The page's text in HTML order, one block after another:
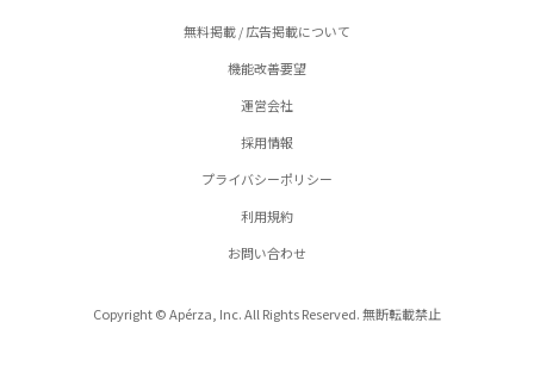
無料掲載 / 広告掲載について
機能改善要望
運営会社
採用情報
プライバシーポリシー
利用規約
お問い合わせ
Copyright © Apérza, Inc. All Rights Reserved. 無断転載禁止